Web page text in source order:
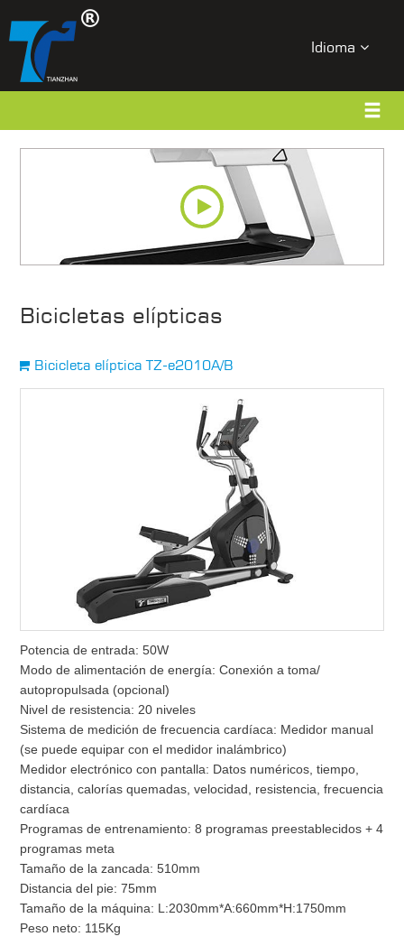
Idioma
Bicicletas elípticas
Bicicleta elíptica TZ-e2010A/B
Potencia de entrada: 50W
Modo de alimentación de energía: Conexión a toma/
autopropulsada (opcional)
Nivel de resistencia: 20 niveles
Sistema de medición de frecuencia cardíaca: Medidor manual
(se puede equipar con el medidor inalámbrico)
Medidor electrónico con pantalla: Datos numéricos, tiempo,
distancia, calorías quemadas, velocidad, resistencia, frecuencia
cardíaca
Programas de entrenamiento: 8 programas preestablecidos + 4
programas meta
Tamaño de la zancada: 510mm
Distancia del pie: 75mm
Tamaño de la máquina: L:2030mm*A:660mm*H:1750mm
Peso neto: 115Kg